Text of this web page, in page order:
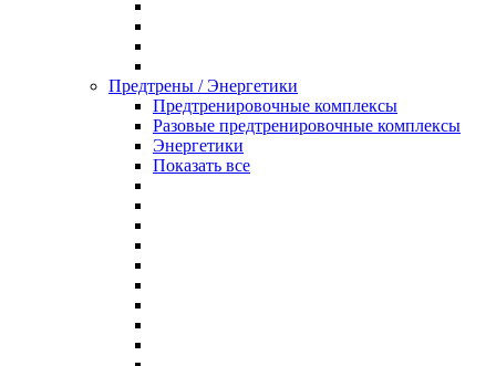
Предтрены / Энергетики
Предтренировочные комплексы
Разовые предтренировочные комплексы
Энергетики
Показать все